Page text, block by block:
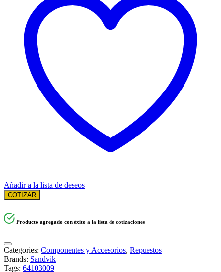
Añadir a la lista de deseos
COTIZAR
Producto agregado con éxito a la lista de cotizaciones
Categories: Componentes y Accesorios, Repuestos
Brands: Sandvik
Tags: 64103009